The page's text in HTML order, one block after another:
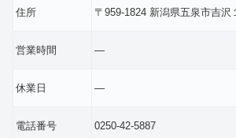
住所 〒959-1824 新潟県五泉市吉
営業時間 ―
休業日 ―
電話番号 0250-42-5887